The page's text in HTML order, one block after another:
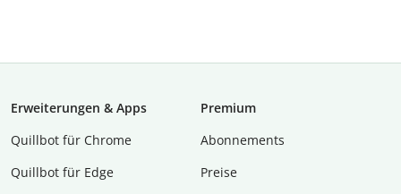
Erweiterungen & Apps
Quillbot für Chrome
Quillbot für Edge
Premium
Abon­ne­ments
Preise